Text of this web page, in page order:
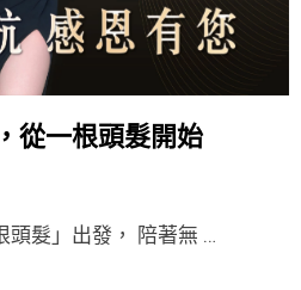
從一根頭髮開始
頭髮」出發， 陪著無 …